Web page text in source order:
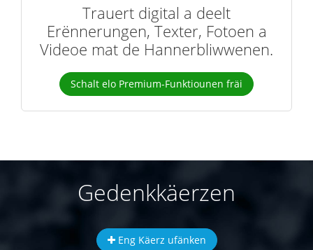
Trauert digital a deelt
Erënnerungen, Texter, Fotoen a
Videoe mat de Hannerbliwwenen.
Schalt elo Premium-Funktiounen fräi
Gedenkkäerzen
Eng Käerz ufänken